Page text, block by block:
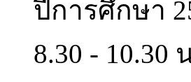
ปีการศึกษา
8.30 -